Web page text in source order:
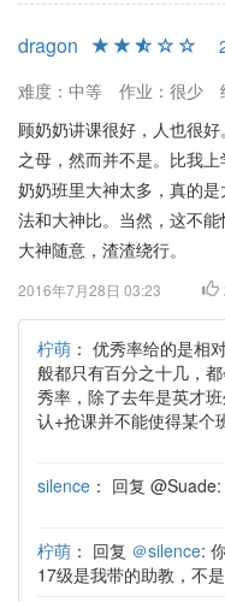
dragon
难度：中等
作业：很少
顾奶奶讲课很好，人也很
之母，然而并不是。比我
奶奶班里大神太多，真的
法和大神比。当然，这不
大神随意，渣渣绕行。
2016年7月28日 03:23
柠萌 ： 优秀率给的是相
般都只有百分之十几，
秀率，除了去年是英才
认+抢课并不能使得某个
silence ： 回复
柠萌 ： 回复 ＠silence:
17级是我带的助教，不是